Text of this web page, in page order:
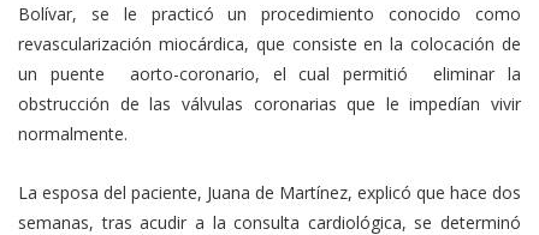
Bolívar, se le practicó un procedimiento conocido como
revascularización miocárdica, que consiste en la colocación de
un puente aorto-coronario, el cual permitió eliminar la
obstrucción de las válvulas coronarias que le impedían vivir
normalmente.
La esposa del paciente, Juana de Martínez, explicó que hace dos
semanas, tras acudir a la consulta cardiológica, se determinó